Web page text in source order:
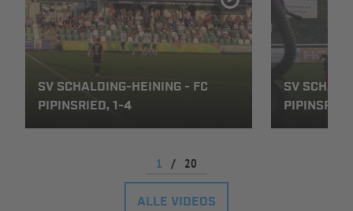
SV SCHALDING-HEINING - FC
PIPINSRIED, 1-4
SV
1 / 20
ALLE VIDEOS